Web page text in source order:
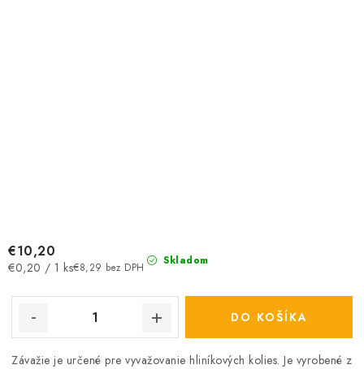
Skladom
€8,29 bez DPH
€10,20
Jednotková
€0,20 / 1 ks
DO KOŠÍKA
Závažie je určené pre vyvažovanie hliníkových kolies. Je vyrobené z